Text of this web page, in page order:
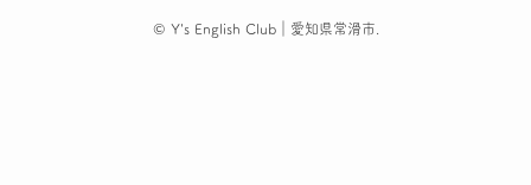
© Y's English Club｜愛知県常滑市.